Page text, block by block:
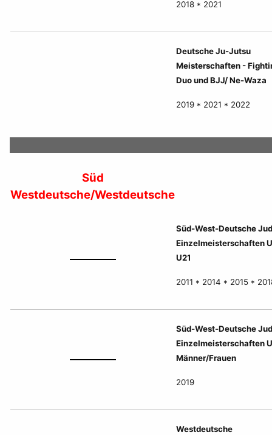
2018 * 2021
Deutsche Ju-Jutsu
Meisterschaften -
Duo und BJJ/ Ne-Waza
2019 * 2021 * 2022
Süd
Westdeutsche/Westdeutsche
Süd-West-Deutsche
Einzelmeisterschaften
U21
2011 * 2014 * 2015 *
Süd-West-Deutsche
Einzelmeisterschaften
Männer/Frauen
2019
Westdeutsche